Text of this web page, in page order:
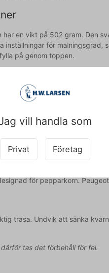
vill handla som
Privat Företag
har en vikt på 502 gram. Den
inställningar för
på genom toppen.
får du:
med U Select-systemet
skärpa och effektivitet
som passar till varje
vår kundservice på
för pepparkorn.
trasa. Undvik att sänka
tas det förbehåll för fel.